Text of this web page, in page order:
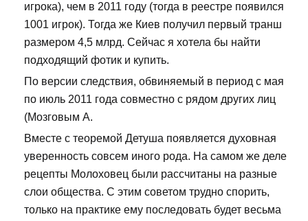
игрока), чем в 2011 году (тогда в реестре появился
1001 игрок). Тогда же Киев получил первый транш
размером 4,5 млрд. Сейчас я хотела бы найти
подходящий фотик и купить.
По версии следствия, обвиняемый в период с мая
по июль 2011 года совместно с рядом других лиц
(Мозговым А.
Вместе с теоремой Детуша появляется духовная
уверенность совсем иного рода. На самом же деле
рецепты Молоховец были рассчитаны на разные
слои общества. С этим советом трудно спорить,
только на практике ему последовать будет весьма